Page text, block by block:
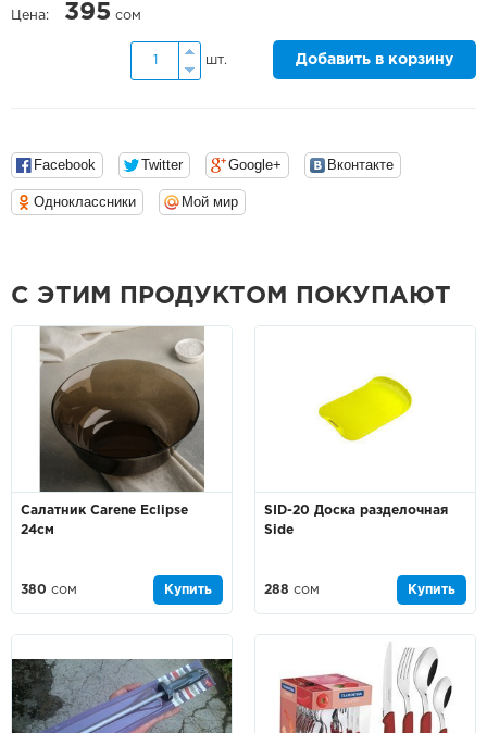
Цена: 395 сом
шт. Добавить в корзину
Facebook Twitter Google+ Вконтакте
Одноклассники Мой мир
С ЭТИМ ПРОДУКТОМ ПОКУПАЮТ
Cалатник Carene Eclipse
24см
380 сом Купить
SID-20 Доска разделочная
Side
288 сом Купить